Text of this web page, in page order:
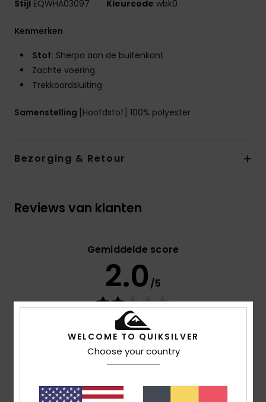
Stijl EQWHA03097 Kleurcode wbk0
Kenmerken
Stof: Sherpa aan de buitenkant
Zachte voering
Trekkoordsluiting
Samenstelling [Hoofdstof] 100% polyester
Bezorging & Retour
Reviews van klanten
Gemiddelde score
2.0 /5
2 geverifieerde beoordelingen
januari 2026
0% van onze klanten bevelen dit product aan
WELCOME TO QUIKSILVER
Choose your country